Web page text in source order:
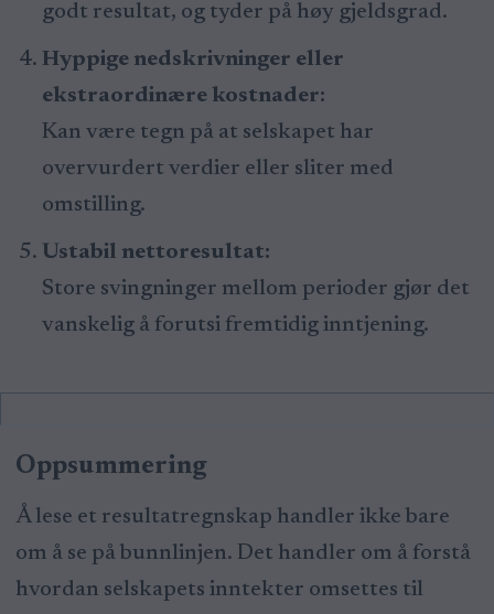
godt resultat, og tyder på høy gjeldsgrad.
Hyppige nedskrivninger eller
ekstraordinære kostnader:
Kan være tegn på at selskapet har
overvurdert verdier eller sliter med
omstilling.
Ustabil nettoresultat:
Store svingninger mellom perioder gjør det
vanskelig å forutsi fremtidig inntjening.
Oppsummering
Å lese et resultatregnskap handler ikke bare
om å se på bunnlinjen. Det handler om å forstå
hvordan selskapets inntekter omsettes til